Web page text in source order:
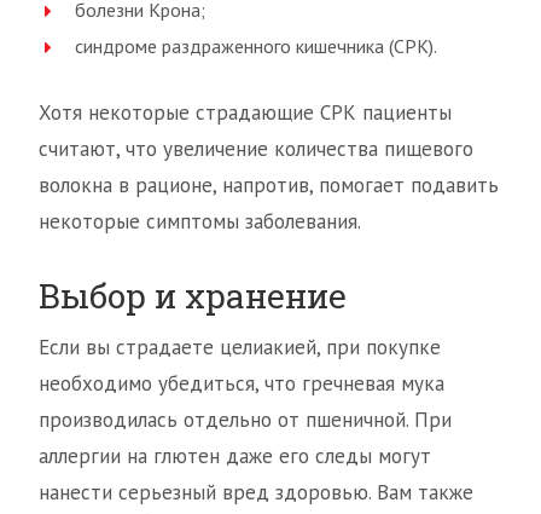
болезни Крона;
синдроме раздраженного кишечника (СРК).
Хотя некоторые страдающие СРК пациенты
считают, что увеличение количества пищевого
волокна в рационе, напротив, помогает подавить
некоторые симптомы заболевания.
Выбор и хранение
Если вы страдаете целиакией, при покупке
необходимо убедиться, что гречневая мука
производилась отдельно от пшеничной. При
аллергии на глютен даже его следы могут
нанести серьезный вред здоровью. Вам также